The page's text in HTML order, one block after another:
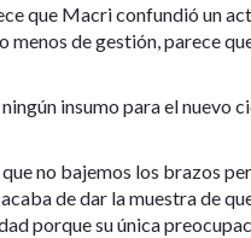
que Macri confundió un
de gestión, parece
insumo para el nuevo
no bajemos los brazos
de dar la muestra de
porque su única